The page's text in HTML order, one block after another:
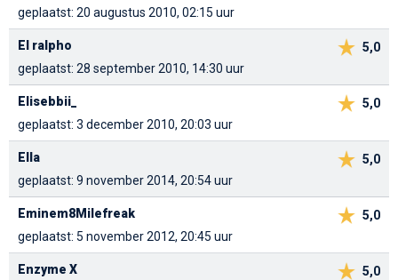
geplaatst: 20 augustus 2010, 02:15 uur
5,0
El ralpho
geplaatst: 28 september 2010, 14:30 uur
5,0
Elisebbii_
geplaatst: 3 december 2010, 20:03 uur
5,0
Ella
geplaatst: 9 november 2014, 20:54 uur
5,0
Eminem8Milefreak
geplaatst: 5 november 2012, 20:45 uur
5,0
Enzyme X